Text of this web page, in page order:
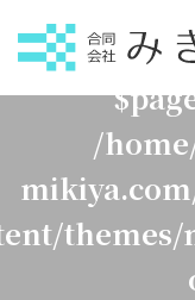
Warning
/
themes/